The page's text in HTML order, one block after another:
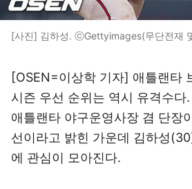
[사진] 김하성. ⓒGettyimages(무단전재
[OSEN=이상학 기자] 애틀랜타
시즌 우선 순위는 역시 유격수다
애틀랜타 야구운영사장 겸 단장
선이라고 밝힌 가운데 김하성
에 관심이 모아진다.